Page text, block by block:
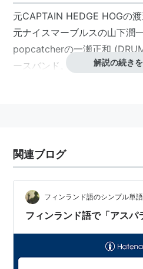
元CAPTAIN HEDGE HOGの
元ナイスマーブルスの山下潤
popcatcherの一瀬正和
ースバンド。
2007「NIGHT ON THE
シストとして、元SHORT
amazon:ASPARAGUS
解説の続き
関連ブログ
フィンランド語のシンプル単
フィンランド語で「アスパ